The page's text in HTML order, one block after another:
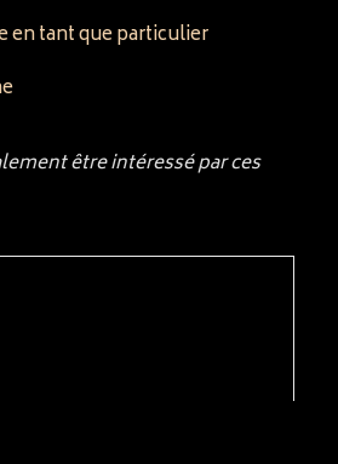
en tant que particulier
être intéressé par ces